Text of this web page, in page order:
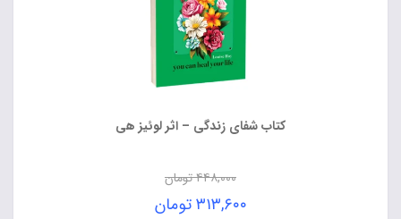
کتاب شفای زندگی – اثر لوئیز هی
۴۴۸,۰۰۰تومان
قیمت۳۱۳,۶۰۰تومان